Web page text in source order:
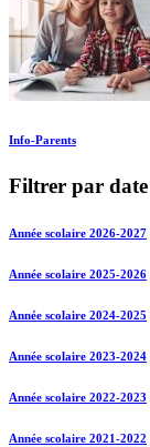
Info-Parents
Filtrer par date
Année scolaire 2026-2027
Année scolaire 2025-2026
Année scolaire 2024-2025
Année scolaire 2023-2024
Année scolaire 2022-2023
Année scolaire 2021-2022